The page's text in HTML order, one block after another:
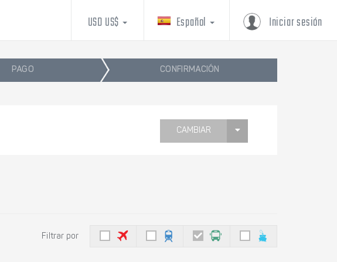
Iniciar sesión
Español
USD US$
PAGO CONFIRMACIÓN
CAMBIAR
Filtrar por